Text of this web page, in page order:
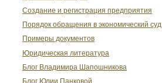
Создание и регистрация предприятия
Порядок обращения в экономический суд
Примеры документов
Юридическая литература
Блог Владимира Шапошникова
Блог Юлии Панковой